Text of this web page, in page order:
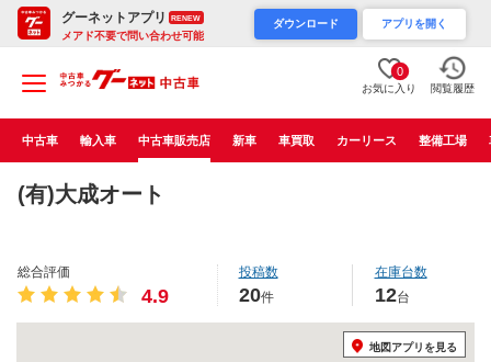
グーネットアプリ RENEW
メアド不要で問い合わせ可能
ダウンロード アプリを開く
0
お気に入り 閲覧履歴
中古車 輸入車 中古車販売店 新車 車買取 カーリース 整備工場
(有)大成オート
総合評価
4.9
投稿数
20件
在庫台数
12台
地図アプリを見る